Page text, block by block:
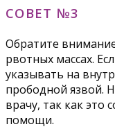
СОВЕТ №3
Обратите
рвотных массах.
указывать на
прободной язвой.
врачу, так как это
помощи.